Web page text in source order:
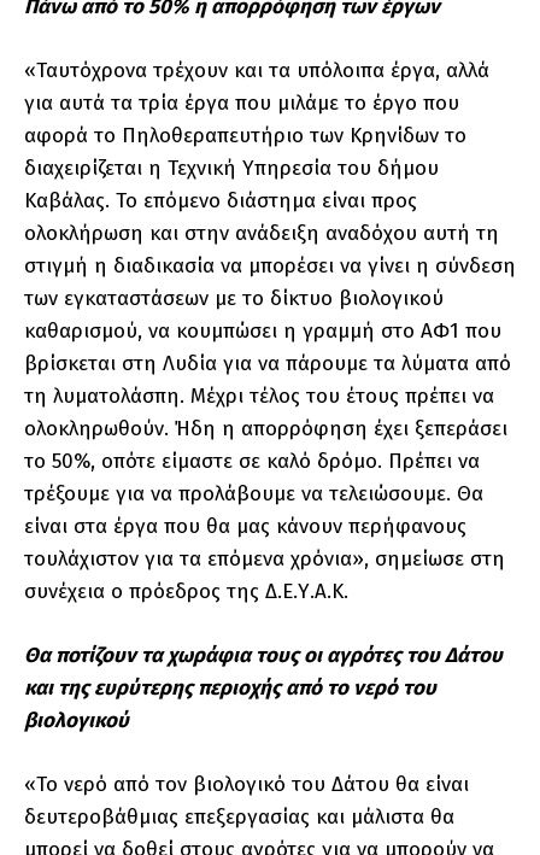
Πάνω από το 50% η απορρόφηση των έργων
«Ταυτόχρονα τρέχουν και τα υπόλοιπα έργα, αλλά
για αυτά τα τρία έργα που μιλάμε το έργο που
αφορά το Πηλοθεραπευτήριο των Κρηνίδων το
διαχειρίζεται η Τεχνική Υπηρεσία του δήμου
Καβάλας. Το επόμενο διάστημα είναι προς
ολοκλήρωση και στην ανάδειξη αναδόχου αυτή τη
στιγμή η διαδικασία να μπορέσει να γίνει η σύνδεση
των εγκαταστάσεων με το δίκτυο βιολογικού
καθαρισμού, να κουμπώσει η γραμμή στο ΑΦ1 που
βρίσκεται στη Λυδία για να πάρουμε τα λύματα από
τη λυματολάσπη. Μέχρι τέλος του έτους πρέπει να
ολοκληρωθούν. Ήδη η απορρόφηση έχει ξεπεράσει
το 50%, οπότε είμαστε σε καλό δρόμο. Πρέπει να
τρέξουμε για να προλάβουμε να τελειώσουμε. Θα
είναι στα έργα που θα μας κάνουν περήφανους
τουλάχιστον για τα επόμενα χρόνια», σημείωσε στη
συνέχεια ο πρόεδρος της Δ.Ε.Υ.Α.Κ.
Θα ποτίζουν τα χωράφια τους οι αγρότες του Δάτου
και της ευρύτερης περιοχής από το νερό του
βιολογικού
«Το νερό από τον βιολογικό του Δάτου θα είναι
δευτεροβάθμιας επεξεργασίας και μάλιστα θα
μπορεί να δοθεί στους αγρότες για να μπορούν να